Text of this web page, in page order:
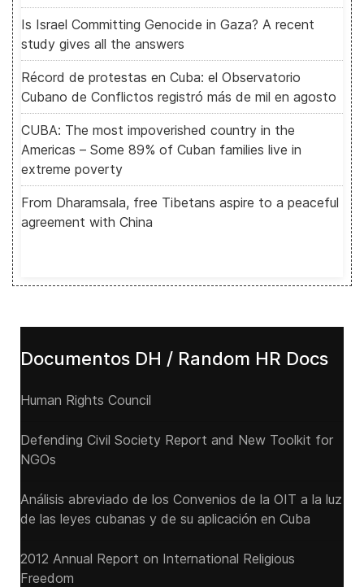
Is Israel Committing Genocide in Gaza? A recent
study gives all the answers
Récord de protestas en Cuba: el Observatorio
Cubano de Conflictos registró más de mil en agosto
CUBA: The most impoverished country in the
Americas – Some 89% of Cuban families live in
extreme poverty
From Dharamsala, free Tibetans aspire to a peaceful
agreement with China
Documentos DH / Random HR Docs
Human Rights Council
Defending Civil Society Report and New Toolkit for
NGOs
Análisis abreviado de los Convenios de la OIT a la luz
de las leyes cubanas y de su aplicación en Cuba
2012 Annual Report on International Religious
Freedom